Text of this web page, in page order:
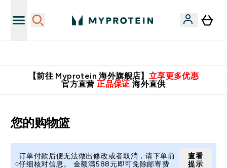
【前往 Myprotein 海外旗舰店】 立享更多优惠
官方直营 正品保证 海外直供
您的购物篮
订单付款后便无法做出修改或者取消，请下单前
仔细核对信息。 金额满588元即可免除邮寄费
查看
提示